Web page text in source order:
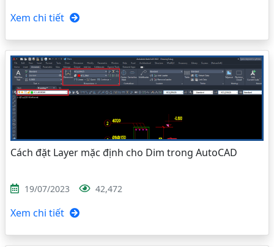
Xem chi tiết
Cách đặt Layer mặc định cho Dim trong AutoCAD
19/07/2023 42,472
Xem chi tiết